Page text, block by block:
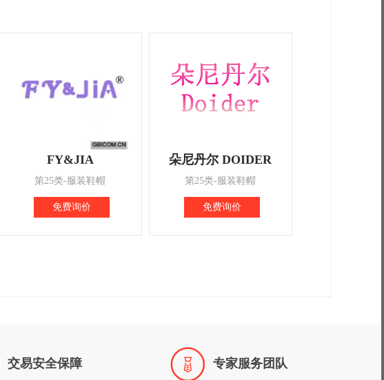
FY&JIA
第25类-服装鞋帽
免费询价
朵尼丹尔 DOIDER
第25类-服装鞋帽
免费询价
交易安全保障  专家服务团队